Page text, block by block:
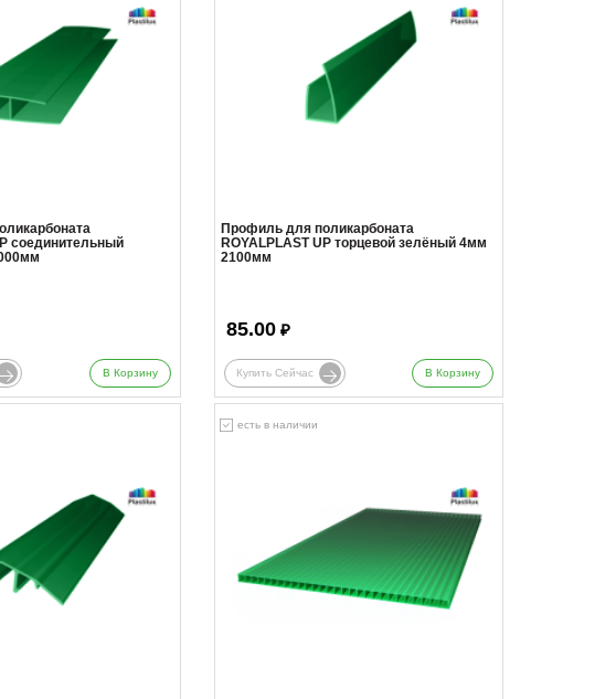
соединительный
В Корзину
Профиль для поликарбоната
ROYALPLAST UP торцевой зелёный 4мм
2100мм
85.00₽
Купить Сейчас В Корзину
есть в наличии